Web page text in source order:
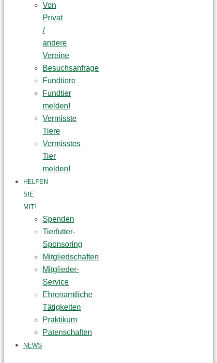
Von
Privat
/
andere
Vereine
Besuchsanfrage
Fundtiere
Fundtier
melden!
Vermisste
Tiere
Vermisstes
Tier
melden!
HELFEN
SIE
MIT!
Spenden
Tierfutter-
Sponsoring
Mitgliedschaften
Mitglieder-
Service
Ehrenamtliche
Tätigkeiten
Praktikum
Patenschaften
NEWS